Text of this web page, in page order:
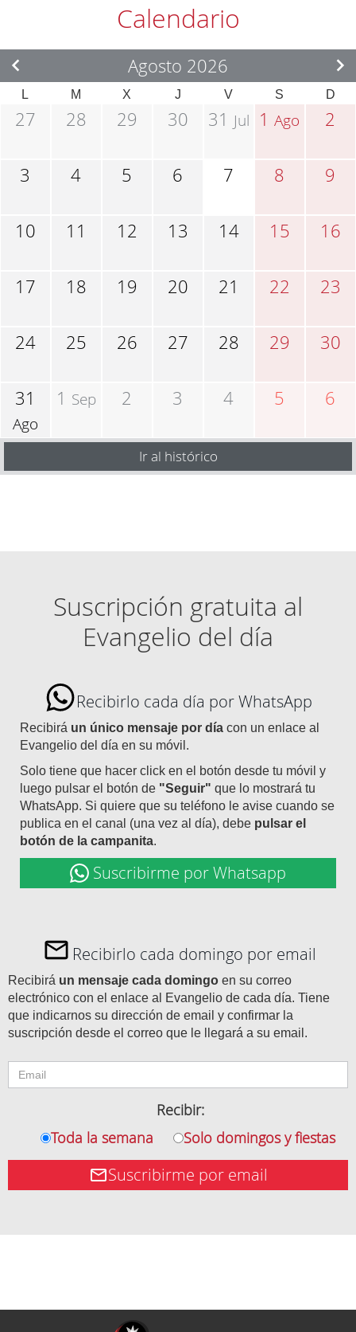
Calendario
Agosto 2026
L M X J V S D
27 28 29 30 31 Jul 1Ago 2
3 4 5 6 7 8 9
10 11 12 13 14 15 16
17 18 19 20 21 22 23
24 25 26 27 28 29 30
31
Ago
1 Sep 2 3 4 5 6
Ir al histórico
Suscripción gratuita al
Evangelio del día
Recibirlo cada día por WhatsApp
Recibirá un único mensaje por día con un enlace al
Evangelio del día en su móvil.
Solo tiene que hacer click en el botón desde tu móvil y
luego pulsar el botón de "Seguir" que lo mostrará tu
WhatsApp. Si quiere que su teléfono le avise cuando se
publica en el canal (una vez al día), debe pulsar el
botón de la campanita.
Suscribirme por Whatsapp
Recibirlo cada domingo por email
Recibirá un mensaje cada domingo en su correo
electrónico con el enlace al Evangelio de cada día. Tiene
que indicarnos su dirección de email y confirmar la
suscripción desde el correo que le llegará a su email.
Recibir:
Toda la semana
Solo domingos y fiestas
Suscribirme por email